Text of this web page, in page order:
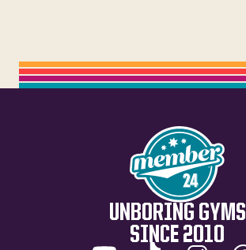
UNBORING GYMS
SINCE 2010